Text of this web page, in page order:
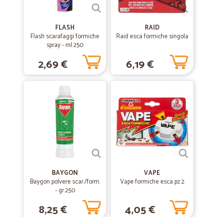
28/09/2020
— Gianfranco G.
tempi di consegna eccellenti, prodotti ottimi!
08/07/2020
Rino F.
Ottimo prezzo e consegne rapidissime
12/05/2020
—Valentina S.
Un ottimo servizio peccato non trovare…
Un ottimo servizio peccato non trovare i surgelati
—Gianluca S.
Prodotti come da descrizione e spedizione regolare. Consigliato
FLASH
Flash scarafaggi formiche
spray - ml.250
2,69 €
RAID
Raid esca formiche singola
6,19 €
BAYGON
Baygon polvere scar./form.
- gr.250
8,25 €
VAPE
Vape formiche esca pz.2
4,05 €